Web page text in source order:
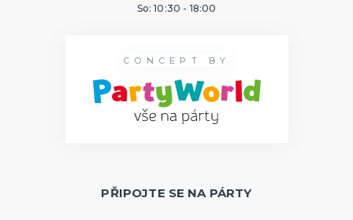
So: 10:30 - 18:00
CONCEPT BY
PŘIPOJTE SE NA PÁRTY